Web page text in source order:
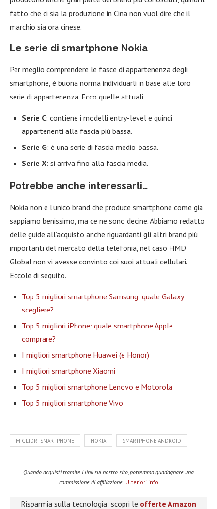
fatto che ci sia la produzione in Cina non vuol dire che il
marchio sia ora cinese.
Le serie di smartphone Nokia
Per meglio comprendere le fasce di appartenenza degli
smartphone, è buona norma individuarli in base alle loro
serie di appartenenza. Ecco quelle attuali.
Serie C: contiene i modelli entry-level e quindi
appartenenti alla fascia più bassa.
Serie G: è una serie di fascia medio-bassa.
Serie X: si arriva fino alla fascia media.
Potrebbe anche interessarti…
Nokia non è l’unico brand che produce smartphone come già
sappiamo benissimo, ma ce ne sono decine. Abbiamo redatto
delle guide all’acquisto anche riguardanti gli altri brand più
importanti del mercato della telefonia, nel caso HMD
Global non vi avesse convinto coi suoi attuali cellulari.
Eccole di seguito.
Top 5 migliori smartphone Samsung: quale Galaxy
scegliere?
Top 5 migliori iPhone: quale smartphone Apple
comprare?
I migliori smartphone Huawei (e Honor)
I migliori smartphone Xiaomi
Top 5 migliori smartphone Lenovo e Motorola
Top 5 migliori smartphone Vivo
MIGLIORI SMARTPHONE NOKIA SMARTPHONE ANDROID
Quando acquisti tramite i link sul nostro sito, potremmo guadagnare una
commissione di affiliazione. Ulteriori info
Risparmia sulla tecnologia: scopri le offerte Amazon